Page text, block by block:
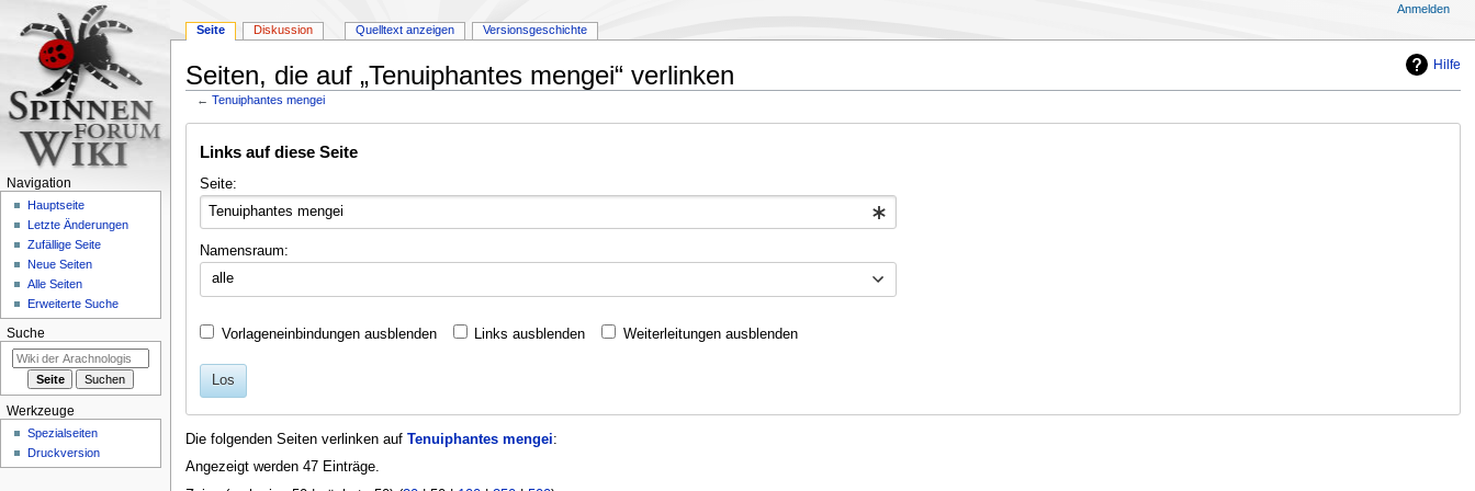
Hilfe
Seiten, die auf „Tenuiphantes mengei“ verlinken
←Tenuiphantes mengei
Navigation
Suche
Links auf diese Seite
Seite:
Namensraum:
alle
Vorlageneinbindungen ausblenden Links ausblenden Weiterleitungen ausblenden
Los
Die folgenden Seiten verlinken auf Tenuiphantes mengei:
Angezeigt werden 47 Einträge.
Seite Diskussion Quelltext anzeigen Versionsgeschichte
Anmelden
Navigation
Hauptseite
Letzte Änderungen
Zufällige Seite
Neue Seiten
Alle Seiten
Erweiterte Suche
Suche
Werkzeuge
Spezialseiten
Druckversion